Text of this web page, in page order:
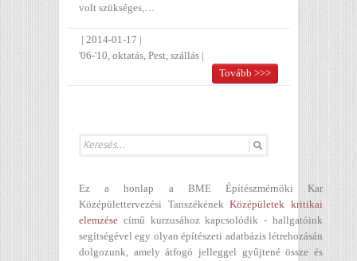
volt szükséges,…
| 2014-01-17 |
'06-'10, oktatás, Pest, szállás |
Tovább >>>
Ez a honlap a BME Építészmérnöki Kar
Középülettervezési TanszékénekKözépületek kritikai
elemzése című kurzusához kapcsolódik - hallgatóink
segítségével egy olyan építészeti adatbázis létrehozásán
dolgozunk, amely átfogó jelleggel gyűjtené össze és